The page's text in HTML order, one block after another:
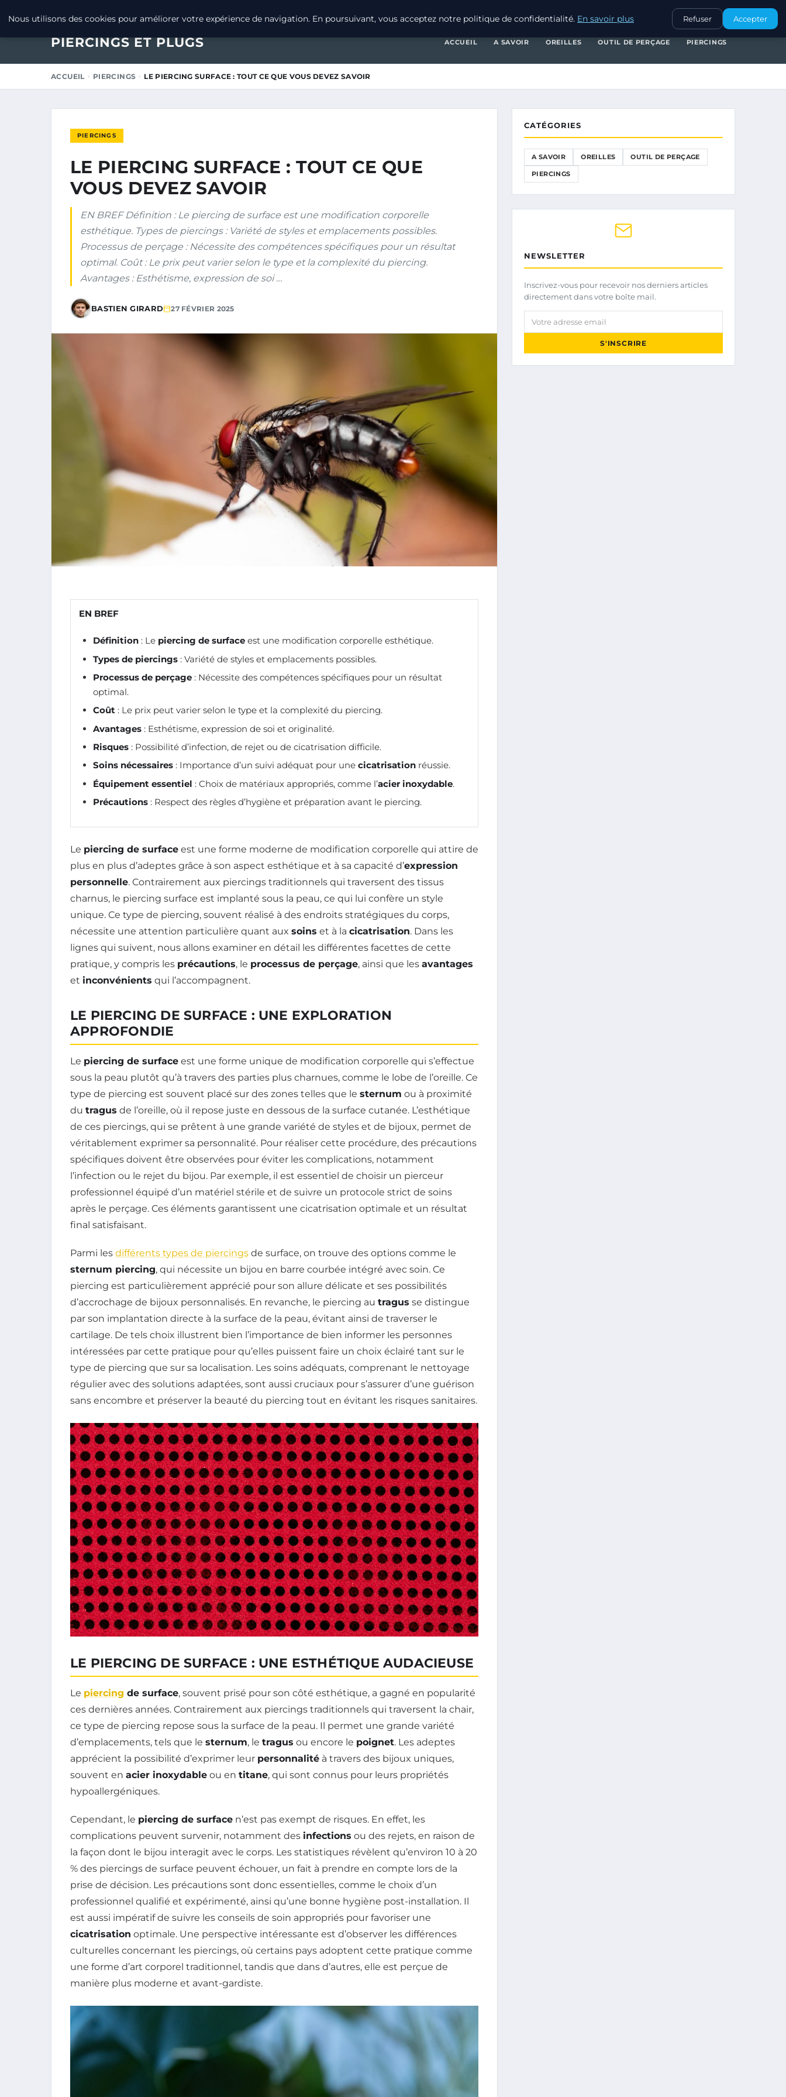
OUTIL DE PERÇAGEPIERCINGS
PIERCINGS ET PLUGS ACCUEIL A SAVOIR OREILLES OUTIL DE PERÇAGE PIERCINGS
ACCUEIL PIERCINGS LE PIERCING SURFACE : TOUT CE QUE VOUS DEVEZ SAVOIR
PIERCINGS
LE PIERCING SURFACE : TOUT CE QUE
VOUS DEVEZ SAVOIR
EN BREF Définition : Le piercing de surface est une modification corporelle
esthétique. Types de piercings : Variété de styles et emplacements possibles.
Processus de perçage : Nécessite des compétences spécifiques pour un résultat
optimal. Coût : Le prix peut varier selon le type et la complexité du piercing.
Avantages : Esthétisme, expression de soi …
BASTIEN GIRARD 27 FÉVRIER 2025
EN BREF
Définition : Le piercing de surface est une modification corporelle esthétique.
Types de piercings : Variété de styles et emplacements possibles.
Processus de perçage : Nécessite des compétences spécifiques pour un résultat
optimal.
Coût : Le prix peut varier selon le type et la complexité du piercing.
Avantages : Esthétisme, expression de soi et originalité.
Risques : Possibilité d’infection, de rejet ou de cicatrisation difficile.
Soins nécessaires : Importance d’un suivi adéquat pour une cicatrisation réussie.
Équipement essentiel : Choix de matériaux appropriés, comme l’acier inoxydable.
Précautions : Respect des règles d’hygiène et préparation avant le piercing.
Le piercing de surface est une forme moderne de modification corporelle qui attire de
plus en plus d’adeptes grâce à son aspect esthétique et à sa capacité d’expression
personnelle. Contrairement aux piercings traditionnels qui traversent des tissus
charnus, le piercing surface est implanté sous la peau, ce qui lui confère un style
unique. Ce type de piercing, souvent réalisé à des endroits stratégiques du corps,
nécessite une attention particulière quant aux soins et à la cicatrisation. Dans les
lignes qui suivent, nous allons examiner en détail les différentes facettes de cette
pratique, y compris les précautions, le processus de perçage, ainsi que les avantages
et inconvénients qui l’accompagnent.
LE PIERCING DE SURFACE : UNE EXPLORATION
APPROFONDIE
Le piercing de surface est une forme unique de modification corporelle qui s’effectue
sous la peau plutôt qu’à travers des parties plus charnues, comme le lobe de l’oreille. Ce
type de piercing est souvent placé sur des zones telles que le sternum ou à proximité
du tragus de l’oreille, où il repose juste en dessous de la surface cutanée. L’esthétique
de ces piercings, qui se prêtent à une grande variété de styles et de bijoux, permet de
véritablement exprimer sa personnalité. Pour réaliser cette procédure, des précautions
spécifiques doivent être observées pour éviter les complications, notamment
l’infection ou le rejet du bijou. Par exemple, il est essentiel de choisir un pierceur
professionnel équipé d’un matériel stérile et de suivre un protocole strict de soins
après le perçage. Ces éléments garantissent une cicatrisation optimale et un résultat
final satisfaisant.
Parmi les différents types de piercings de surface, on trouve des options comme le
sternum piercing, qui nécessite un bijou en barre courbée intégré avec soin. Ce
piercing est particulièrement apprécié pour son allure délicate et ses possibilités
d’accrochage de bijoux personnalisés. En revanche, le piercing au tragus se distingue
par son implantation directe à la surface de la peau, évitant ainsi de traverser le
cartilage. De tels choix illustrent bien l’importance de bien informer les personnes
intéressées par cette pratique pour qu’elles puissent faire un choix éclairé tant sur le
type de piercing que sur sa localisation. Les soins adéquats, comprenant le nettoyage
régulier avec des solutions adaptées, sont aussi cruciaux pour s’assurer d’une guérison
sans encombre et préserver la beauté du piercing tout en évitant les risques sanitaires.
LE PIERCING DE SURFACE : UNE ESTHÉTIQUE AUDACIEUSE
Le piercing de surface, souvent prisé pour son côté esthétique, a gagné en popularité
ces dernières années. Contrairement aux piercings traditionnels qui traversent la chair,
ce type de piercing repose sous la surface de la peau. Il permet une grande variété
d’emplacements, tels que le sternum, le tragus ou encore le poignet. Les adeptes
apprécient la possibilité d’exprimer leur personnalité à travers des bijoux uniques,
souvent en acier inoxydable ou en titane, qui sont connus pour leurs propriétés
hypoallergéniques.
Cependant, le piercing de surface n’est pas exempt de risques. En effet, les
complications peuvent survenir, notamment des infections ou des rejets, en raison de
la façon dont le bijou interagit avec le corps. Les statistiques révèlent qu’environ 10 à 20
% des piercings de surface peuvent échouer, un fait à prendre en compte lors de la
prise de décision. Les précautions sont donc essentielles, comme le choix d’un
professionnel qualifié et expérimenté, ainsi qu’une bonne hygiène post-installation. Il
est aussi impératif de suivre les conseils de soin appropriés pour favoriser une
cicatrisation optimale. Une perspective intéressante est d’observer les différences
culturelles concernant les piercings, où certains pays adoptent cette pratique comme
une forme d’art corporel traditionnel, tandis que dans d’autres, elle est perçue de
manière plus moderne et avant-gardiste.
CATÉGORIES
A SAVOIR OREILLES OUTIL DE PERÇAGE
PIERCINGS
NEWSLETTER
Inscrivez-vous pour recevoir nos derniers articles
directement dans votre boîte mail.
Votre adresse email
S'INSCRIRE
Nous utilisons des cookies pour améliorer votre expérience de navigation. En poursuivant, vous acceptez notre politique de confidentialité. En savoir plus Refuser Accepter